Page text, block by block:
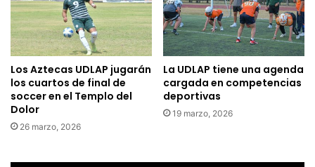
Los Aztecas UDLAP jugarán
los cuartos de final de
soccer en el Templo del
Dolor
26 marzo, 2026
La UDLAP tiene una agenda
cargada en competencias
deportivas
19 marzo, 2026